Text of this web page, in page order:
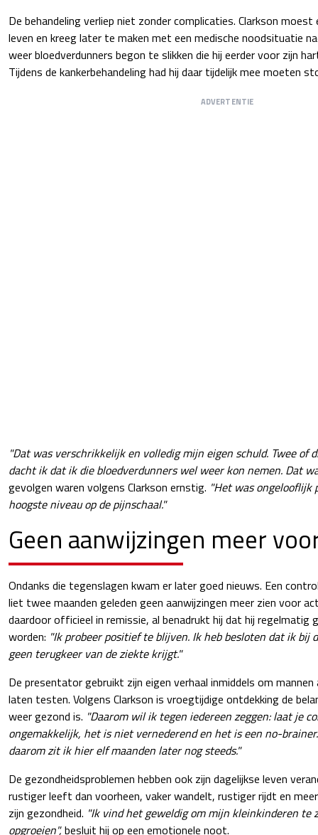
De behandeling verliep niet zonder complicaties. Clarkson
leven en kreeg later te maken met een medische noodsituatie
weer bloedverdunners begon te slikken die hij eerder voor zijn
Tijdens de kankerbehandeling had hij daar tijdelijk mee moeten
ADVERTENTIE
"Dat was verschrikkelijk en volledig mijn eigen schuld. Twee of
dacht ik dat ik die bloedverdunners wel weer kon nemen. Dat
gevolgen waren volgens Clarkson ernstig. "Het was ongelooflijk
hoogste niveau op de pijnschaal."
Geen aanwijzingen meer
Ondanks die tegenslagen kwam er later goed nieuws. Een
liet twee maanden geleden geen aanwijzingen meer zien voor
daardoor officieel in remissie, al benadrukt hij dat hij regelmatig
worden: "Ik probeer positief te blijven. Ik heb besloten dat ik bij
geen terugkeer van de ziekte krijgt."
De presentator gebruikt zijn eigen verhaal inmiddels om
laten testen. Volgens Clarkson is vroegtijdige ontdekking de
weer gezond is. "Daarom wil ik tegen iedereen zeggen: laat je
ongemakkelijk, het is niet vernederend en het is een no-
daarom zit ik hier elf maanden later nog steeds."
De gezondheidsproblemen hebben ook zijn dagelijkse leven
rustiger leeft dan voorheen, vaker wandelt, rustiger rijdt en
zijn gezondheid. "Ik vind het geweldig om mijn kleinkinderen te
opgroeien",besluit hij op een emotionele noot.